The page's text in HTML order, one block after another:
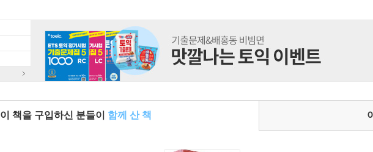
이 책을 구입하신 분들이 함께 산 책